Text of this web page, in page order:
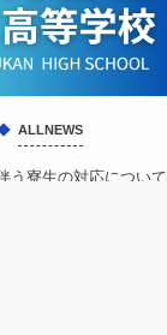
ALLNEWS
う寮生の対応について